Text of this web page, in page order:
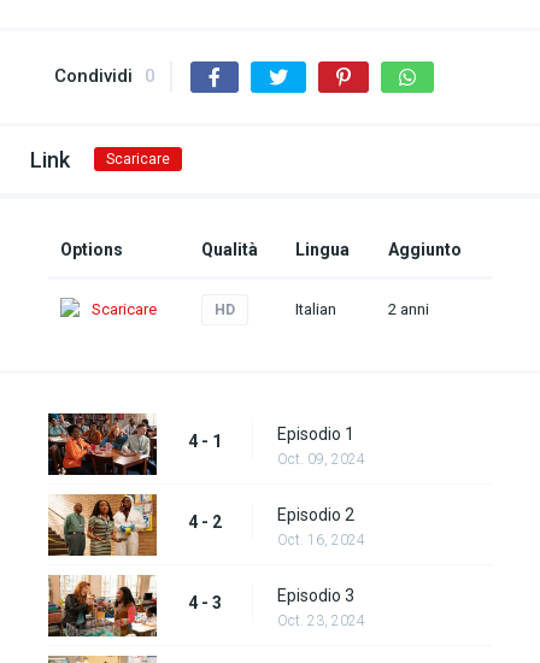
Condividi 0
Link Scaricare
Options Qualità Lingua Aggiunto
Scaricare HD Italian 2 anni
4 - 1 Episodio 1
Oct. 09, 2024
4 - 2 Episodio 2
Oct. 16, 2024
4 - 3 Episodio 3
Oct. 23, 2024